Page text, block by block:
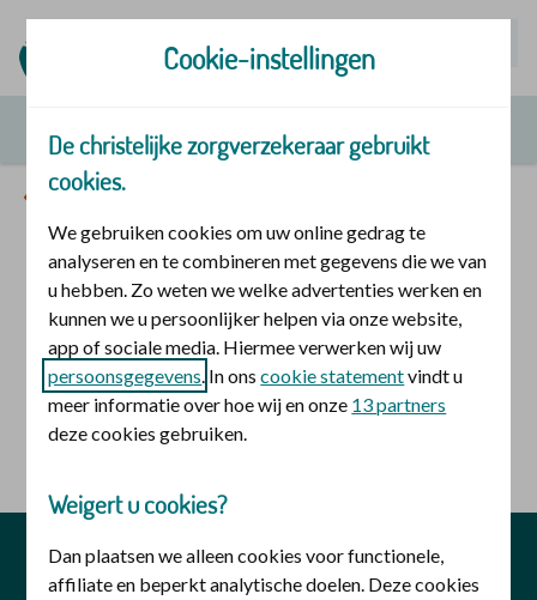
Inspiratie door MOVE Community
privacy veiligheid disclaimer
Cookie-instellingen
De christelijke zorgverzekeraar gebruikt
cookies.
We gebruiken cookies om uw online gedrag te
analyseren en te combineren met gegevens die we van
u hebben. Zo weten we welke advertenties werken en
kunnen we u persoonlijker helpen via onze website,
app of sociale media. Hiermee verwerken wij uw
persoonsgegevens. In onscookie statementvindt u
meer informatie over hoe wij en onze 13 partners
deze cookies gebruiken.
Weigert u cookies?
Dan plaatsen we alleen cookies voor functionele,
affiliate en beperkt analytische doelen. Deze cookies